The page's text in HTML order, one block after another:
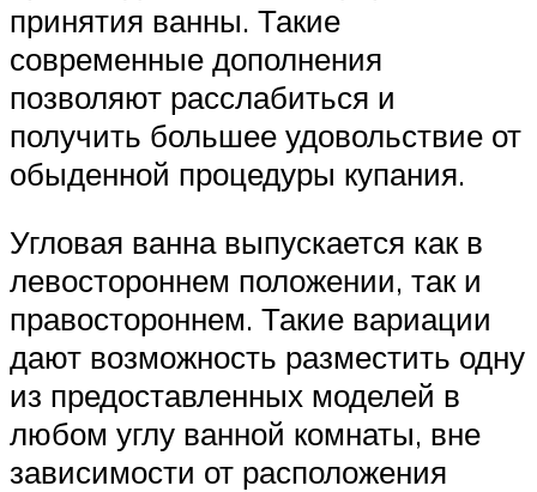
принятия ванны. Такие
современные дополнения
позволяют расслабиться и
получить большее удовольствие от
обыденной процедуры купания.
Угловая ванна выпускается как в
левостороннем положении, так и
правостороннем. Такие вариации
дают возможность разместить одну
из предоставленных моделей в
любом углу ванной комнаты, вне
зависимости от расположения